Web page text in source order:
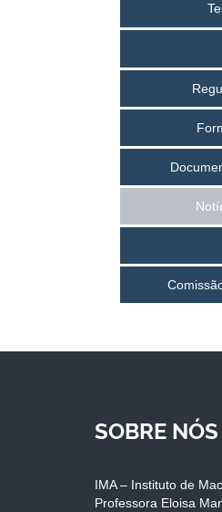
SOBRE NÓS
IMA – Instituto de
Professora Eloisa